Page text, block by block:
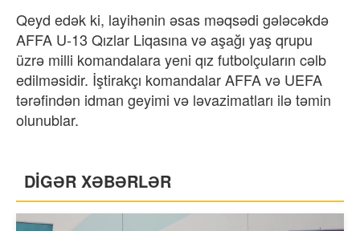
Qeyd edək ki, layihənin əsas məqsədi gələcəkdə
AFFA U-13 Qızlar Liqasına və aşağı yaş qrupu
üzrə milli komandalara yeni qız futbolçuların cəlb
edilməsidir. İştirakçı komandalar AFFA və UEFA
tərəfindən idman geyimi və ləvazimatları ilə təmin
olunublar.
DİGƏR XƏBƏRLƏR